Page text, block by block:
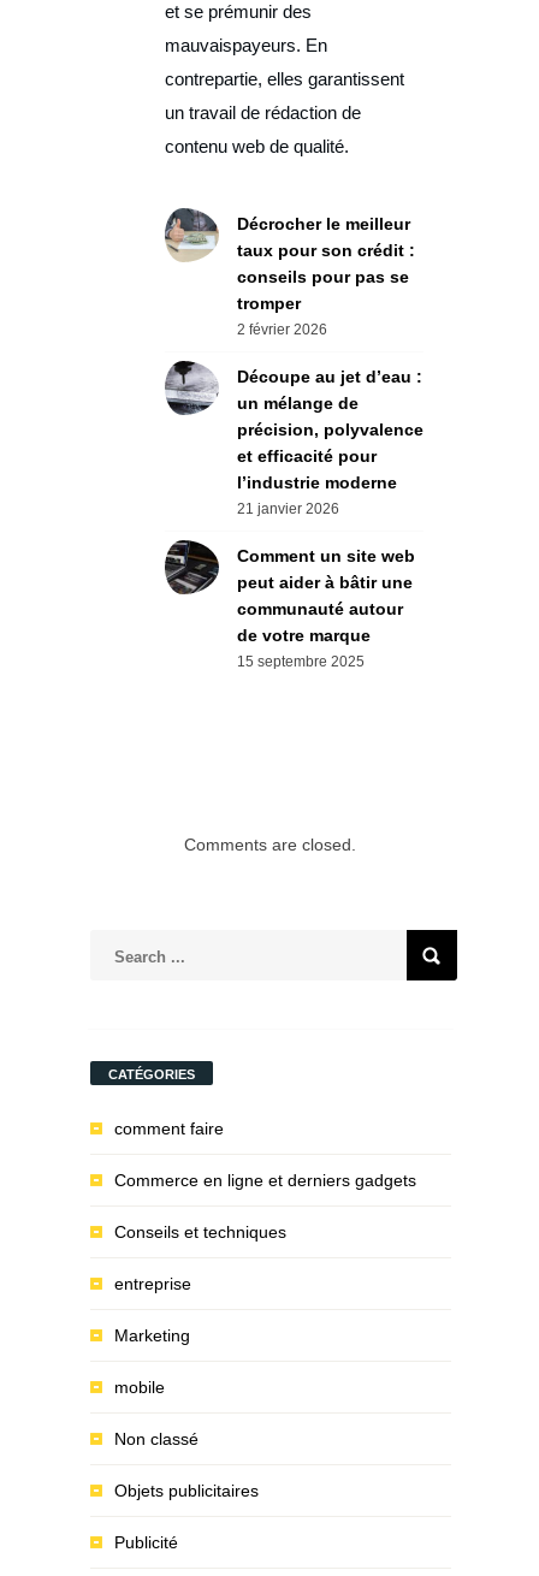
et se prémunir des
mauvaispayeurs. En
contrepartie, elles garantissent
un travail de rédaction de
contenu web de qualité.
Décrocher le meilleur
taux pour son crédit :
conseils pour pas se
tromper
2 février 2026
Découpe au jet d’eau :
un mélange de
précision, polyvalence
et efficacité pour
l’industrie moderne
21 janvier 2026
Comment un site web
peut aider à bâtir une
communauté autour
de votre marque
15 septembre 2025
Comments are closed.
CATÉGORIES
comment faire
Commerce en ligne et derniers gadgets
Conseils et techniques
entreprise
Marketing
mobile
Non classé
Objets publicitaires
Publicité